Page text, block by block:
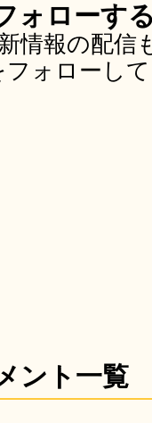
ォローす
情報の配
フォローし
ント一覧